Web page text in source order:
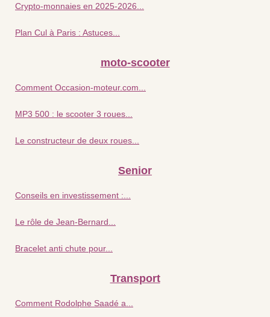
Crypto-monnaies en 2025-2026...
Plan Cul à Paris : Astuces...
moto-scooter
Comment Occasion-moteur.com...
MP3 500 : le scooter 3 roues...
Le constructeur de deux roues...
Senior
Conseils en investissement :...
Le rôle de Jean-Bernard...
Bracelet anti chute pour...
Transport
Comment Rodolphe Saadé a...